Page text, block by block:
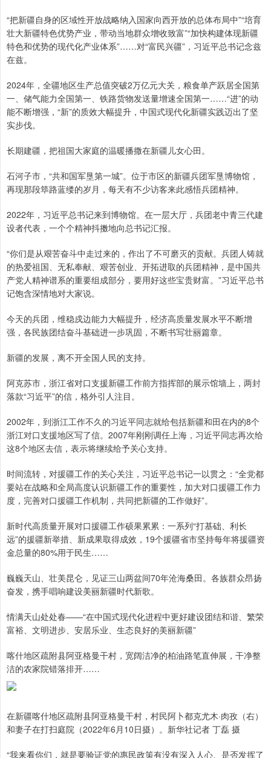
“把新疆自身的区域性开放战略纳入国家向西开放的总体布局中”“培育
壮大新疆特色优势产业，带动当地群众增收致富”“加快构建体现新疆
特色和优势的现代化产业体系”……对“富民兴疆”，习近平总书记念兹
在兹。
2024年，全疆地区生产总值突破2万亿元大关，粮食单产跃居全国第
一、储气能力全国第一、铁路货物发送量增速全国第一……“进”的动
能不断增强，“新”的质效大幅提升，中国式现代化新疆实践迈出了坚
实步伐。
长期建疆，把祖国大家庭的温暖播撒在新疆儿女心田。
石河子市，“共和国军垦第一城”。位于市区的新疆兵团军垦博物馆，
再现那段筚路蓝缕的岁月，每天有不少访客来此感悟兵团精神。
2022年，习近平总书记来到博物馆。在一层大厅，兵团老中青三代建
设者代表，一个个精神抖擞地向总书记汇报。
“你们是从艰苦奋斗中走过来的，作出了不可磨灭的贡献。兵团人铸就
的热爱祖国、无私奉献、艰苦创业、开拓进取的兵团精神，是中国共
产党人精神谱系的重要组成部分，要用好这些宝贵财富。”习近平总书
记饱含深情地对大家说。
今天的兵团，维稳戍边能力大幅提升，经济高质量发展水平不断增
强，各民族团结奋斗基础进一步巩固，不断书写壮丽篇章。
新疆的发展，离不开全国人民的支持。
阿克苏市，浙江省对口支援新疆工作前方指挥部的展示馆墙上，两封
落款“习近平”的信，格外引人注目。
2002年，到浙江工作不久的习近平同志就给包括新疆和田在内的8个
浙江对口支援地区写了信。2007年刚刚调任上海，习近平同志再次给
这8个地区去信，表示将继续给予关心支持。
时间流转，对援疆工作的关心关注，习近平总书记一以贯之：“全党都
要站在战略和全局高度认识新疆工作的重要性，加大对口援疆工作力
度，完善对口援疆工作机制，共同把新疆的工作做好”。
新时代高质量开展对口援疆工作硕果累累：一系列“打基础、利长
远”的援疆新举措、新成果取得成效，19个援疆省市坚持每年将援疆资
金总量的80%用于民生……
巍巍天山、壮美昆仑，见证三山两盆间70年沧海桑田。各族群众昂扬
奋发，携手唱响建设美丽新疆时代新歌。
情满天山处处春——“在中国式现代化进程中更好建设团结和谐、繁荣
富裕、文明进步、安居乐业、生态良好的美丽新疆”
喀什地区疏附县阿亚格曼干村，宽阔洁净的柏油路笔直伸展，干净整
洁的农家院错落排开……
在新疆喀什地区疏附县阿亚格曼干村，村民阿卜都克尤木·肉孜（右）
和妻子在打扫庭院（2022年6月10日摄）。新华社记者 丁磊 摄
“我来看你们，就是要验证党的惠民政策有没有深入人心、是否发挥了